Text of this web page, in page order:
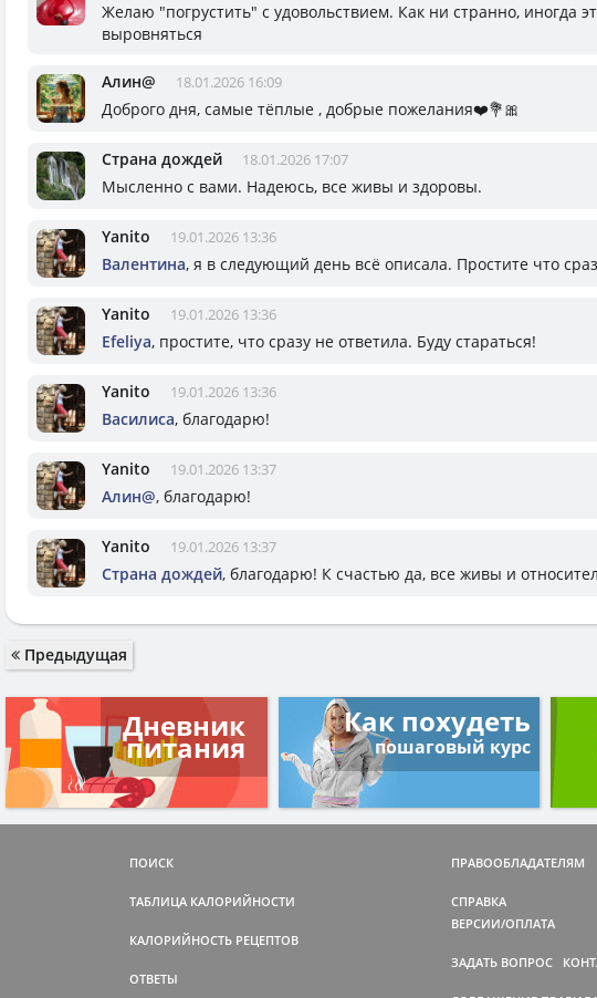
Желаю "погрустить" с удовольствием. Как ни странно, иногда
выровняться
Алин@ 18.01.2026 16:09
Доброго дня, самые тёплые , добрые пожелания❤️💐🎀
Страна дождей 18.01.2026 17:07
Мысленно с вами. Надеюсь, все живы и здоровы.
Yanito 19.01.2026 13:36
Валентина, я в следующий день всё описала. Простите что
Yanito 19.01.2026 13:36
Efeliya, простите, что сразу не ответила. Буду стараться!
Yanito 19.01.2026 13:36
Василиса, благодарю!
Yanito 19.01.2026 13:37
Алин@, благодарю!
Yanito 19.01.2026 13:37
Страна дождей, благодарю! К счастью да, все живы и
Предыдущая
Дневник
питания
Как похудеть
пошаговый курс
ПОИСК
ТАБЛИЦА КАЛОРИЙНОСТИ
КАЛОРИЙНОСТЬ РЕЦЕПТОВ
ОТВЕТЫ
ПРАВООБЛАДАТЕЛЯМ
СПРАВКА
ВЕРСИИ/ОПЛАТА
ЗАДАТЬ ВОПРОС